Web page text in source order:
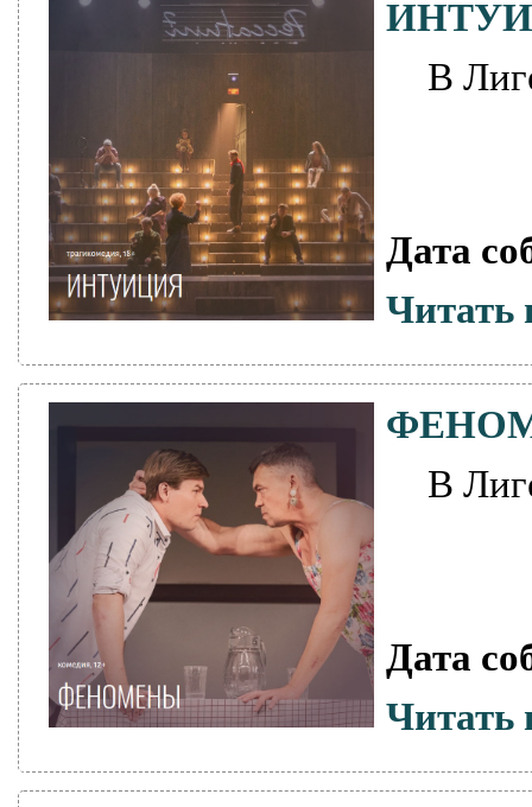
В
Дата
Читать
В
Дата
Читать